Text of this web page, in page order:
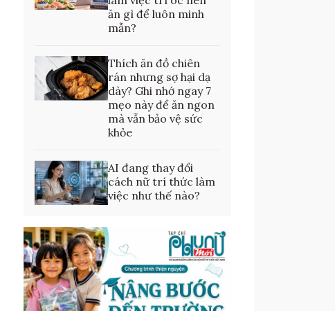
ăn gì để luôn minh
mẫn?
Thích ăn đồ chiên
rán nhưng sợ hại dạ
dày? Ghi nhớ ngay 7
mẹo này để ăn ngon
mà vẫn bảo vệ sức
khỏe
AI đang thay đổi
cách nữ trí thức làm
việc như thế nào?